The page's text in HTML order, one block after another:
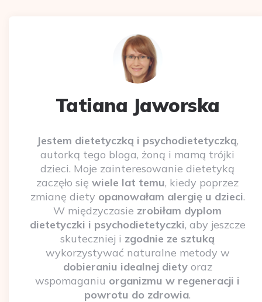
Tatiana Jaworska
Jestem dietetyczką i psychodietetyczką,
autorką tego bloga, żoną i mamą trójki
dzieci. Moje zainteresowanie dietetyką
zaczęło się wiele lat temu, kiedy poprzez
zmianę diety opanowałam alergię u dzieci.
W międzyczasie zrobiłam dyplom
dietetyczki i psychodietetyczki, aby jeszcze
skuteczniej i zgodnie ze sztuką
wykorzystywać naturalne metody w
dobieraniu idealnej dietyoraz
wspomaganiu organizmu w regeneracji i
powrotu do zdrowia.